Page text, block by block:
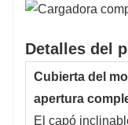
Detalles del
Cubierta del
apertura
El capó